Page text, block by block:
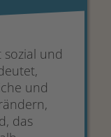
sozial und
und
das